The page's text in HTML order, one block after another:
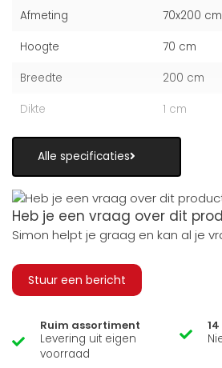
Afmeting 70x200 cm
Hoogte 70 cm
Breedte 200 cm
Dikte 1 cm
Alle specificaties
Heb je een vraag over dit
Simon helpt je graag en kan al je
Stuur een bericht
Ruim assortiment
Levering uit eigen
voorraad